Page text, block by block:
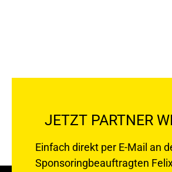
JETZT PARTNER
Einfach direkt per E-Mail an
Sponsoringbeauftragten